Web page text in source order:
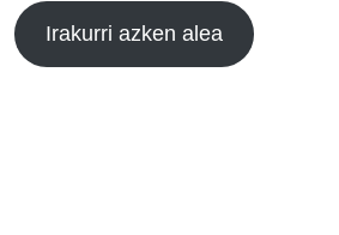
Irakurri azken alea